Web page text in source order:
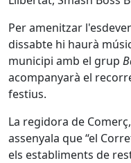
Per amenitzar
dissabte hi haurà
municipi amb el grup
acompanyarà el
festius.
La regidora de
assenyala que “el
els establiments de